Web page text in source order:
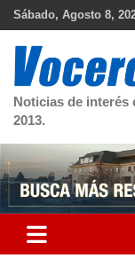
Skip
Sábado, Agosto 8,
Noticias de interés
2013.